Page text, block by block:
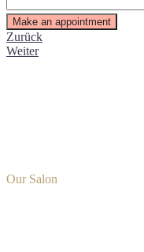
Zurück
Weiter
Our Salon